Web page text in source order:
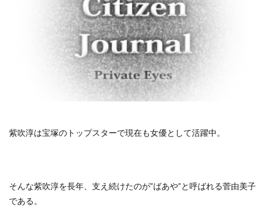
紫吹淳は宝塚のトップスターで現在も女優として活躍中。
そんな紫吹淳を長年、支え続けたのが”ばあや”と呼ばれる菅由美子
である。